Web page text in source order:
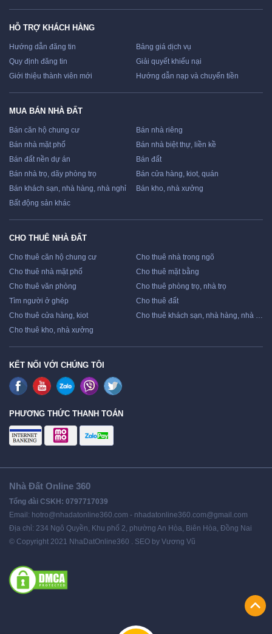
HỖ TRỢ KHÁCH HÀNG
Hướng dẫn đăng tin
Bảng giá dịch vụ
Quy định đăng tin
Giải quyết khiếu nại
Giới thiệu thành viên mới
Hướng dẫn nạp và chuyển tiền
MUA BÁN NHÀ ĐẤT
Bán căn hộ chung cư
Bán nhà riêng
Bán nhà mặt phố
Bán nhà biệt thự, liền kề
Bán đất nền dự án
Bán đất
Bán nhà trọ, dãy phòng trọ
Bán cửa hàng, kiot, quán
Bán khách sạn, nhà hàng, nhà nghỉ
Bán kho, nhà xưởng
Bất động sản khác
CHO THUÊ NHÀ ĐẤT
Cho thuê căn hộ chung cư
Cho thuê nhà trong ngõ
Cho thuê nhà mặt phố
Cho thuê mặt bằng
Cho thuê văn phòng
Cho thuê phòng trọ, nhà trọ
Tìm người ở ghép
Cho thuê đất
Cho thuê cửa hàng, kiot
Cho thuê khách sạn, nhà hàng, nhà nghỉ
Cho thuê kho, nhà xưởng
KẾT NỐI VỚI CHÚNG TÔI
PHƯƠNG THỨC THANH TOÁN
Nhà Đất Online 360
Tổng đài CSKH: 0797717039
Email: hotro@nhadatonline360.com - nhadatonline360.com@gmail.com
Địa chỉ: 234 Ngô Quyền, Khu phố 2, phường An Hòa, Biên Hòa, Đồng Nai
© Copyright 2021 NhaDatOnline360 . SEO by Vương Vũ